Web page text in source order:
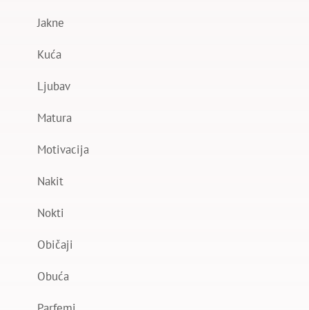
Jakne
Kuća
Ljubav
Matura
Motivacija
Nakit
Nokti
Običaji
Obuća